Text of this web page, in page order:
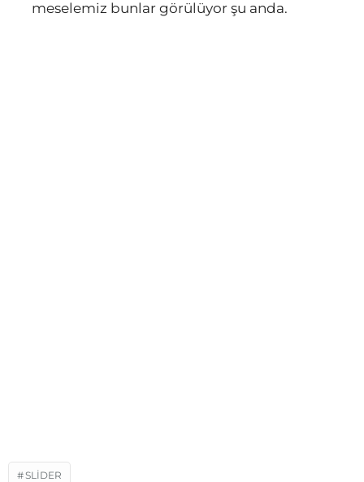
meselemiz bunlar görülüyor şu anda.
SLIDER